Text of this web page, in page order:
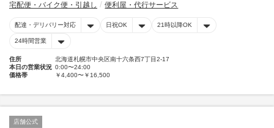
宅配便・バイク便・引越し 便利屋・代行サービス
配達・デリバリー対応 日祝OK 21時以降OK
24時間営業
住所
北海道札幌市中央区南十六条西7丁目2-17
本日の営業状況 0:00〜24:00
価格帯
￥4,400〜￥16,500
店舗公式